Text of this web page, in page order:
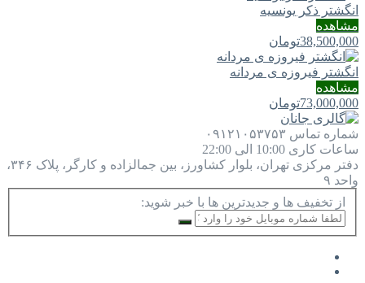
انگشتر ذکر یونسیه
مشاهده
38,500,000تومان
انگشتر فیروزه ی مردانه
مشاهده
73,000,000تومان
شماره تماس ۰۹۱۲۱۰۵۳۷۵۳
ساعات کاری 10:00 الی 22:00
دفتر مرکزی
تهران، بلوار کشاورز، بین جمالزاده و کارگر، پلاک ۳۴۶،
واحد ۹
از تخفیف ها و جدیدترین ها با خبر شوید: